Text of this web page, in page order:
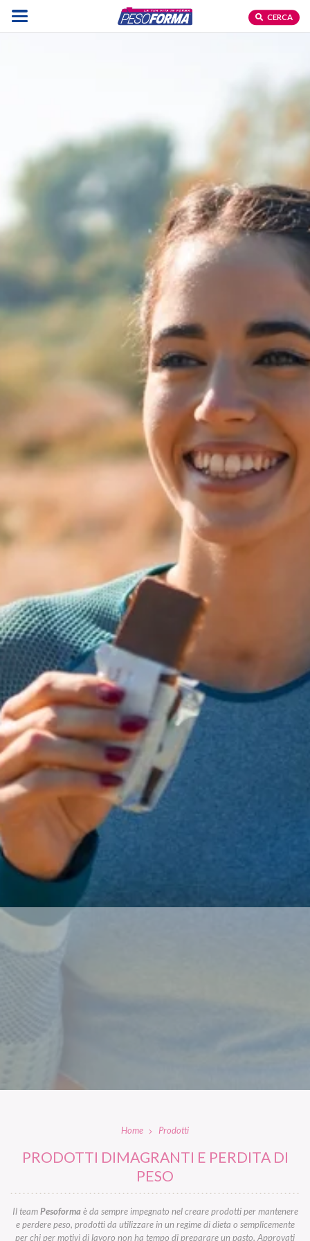
CERCA
Home Prodotti
PRODOTTI DIMAGRANTI E PERDITA DI
PESO
Il teamPesoformaè da sempre impegnato nel creare prodotti per mantenere
e perdere peso, prodotti da utilizzare in un regime di dieta o semplicemente
per chi per motivi di lavoro non ha tempo di preparare un pasto. Approvati